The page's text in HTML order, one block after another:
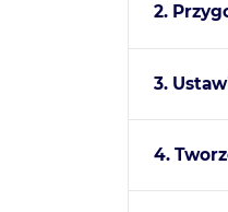
2.
3.
4.